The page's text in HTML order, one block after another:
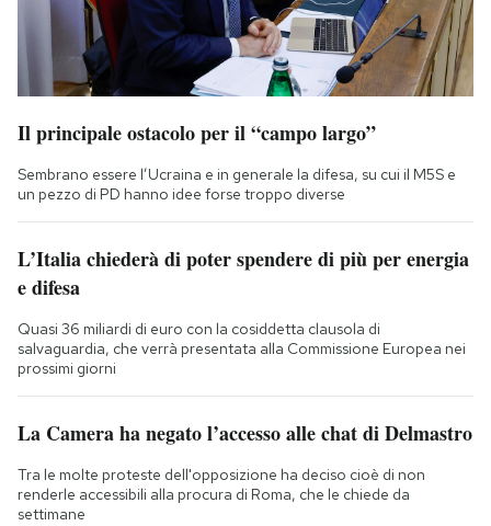
Il principale ostacolo per il “campo largo”
Sembrano essere l’Ucraina e in generale la difesa, su cui il M5S e
un pezzo di PD hanno idee forse troppo diverse
L’Italia chiederà di poter spendere di più per energia
e difesa
Quasi 36 miliardi di euro con la cosiddetta clausola di
salvaguardia, che verrà presentata alla Commissione Europea nei
prossimi giorni
La Camera ha negato l’accesso alle chat di Delmastro
Tra le molte proteste dell'opposizione ha deciso cioè di non
renderle accessibili alla procura di Roma, che le chiede da
settimane